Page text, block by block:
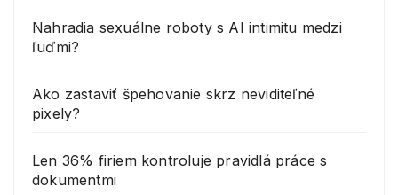
Nahradia sexuálne roboty s AI intimitu medzi
ľuďmi?
Ako zastaviť špehovanie skrz neviditeľné
pixely?
Len 36% firiem kontroluje pravidlá práce s
dokumentmi